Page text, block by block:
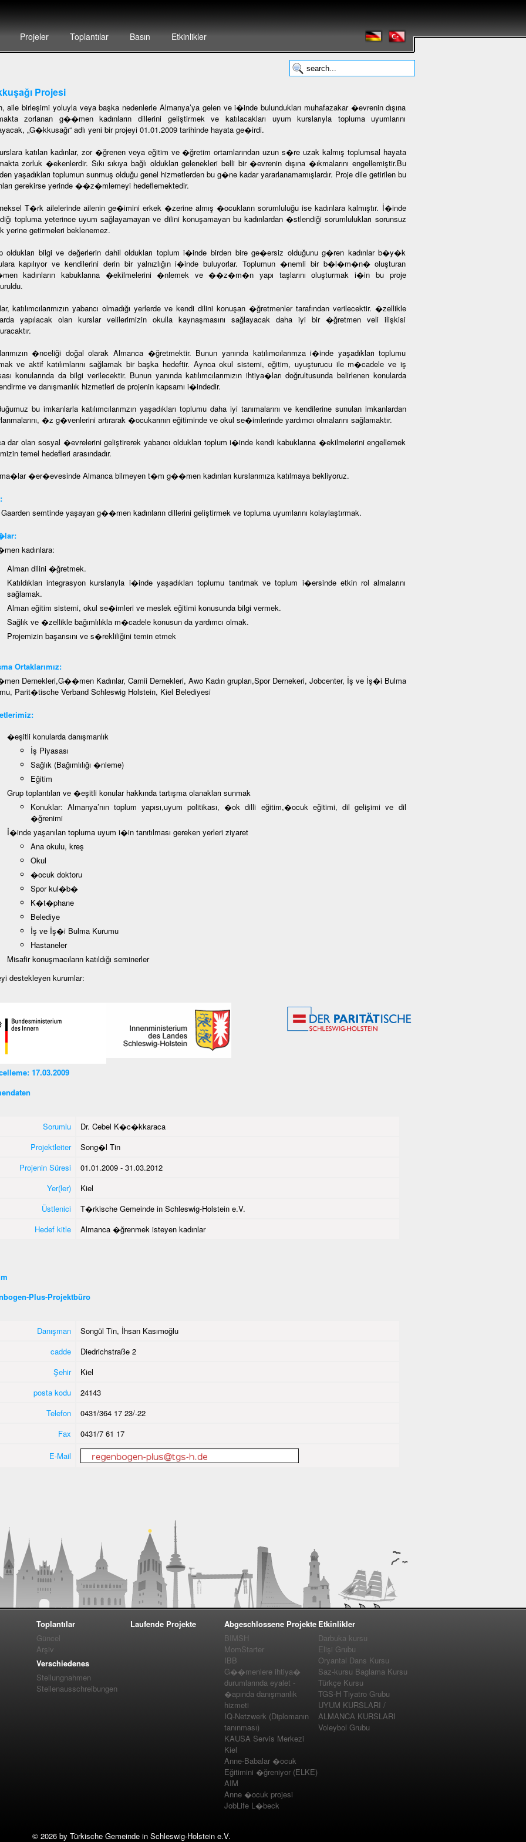
Projeler Toplantılar Basın Etkinlikler
Projesi
aile birleşimi yoluyla veya başka nedenlerle Almanya’ya gelen ve i�inde bulundukları muhafazakar �evrenin dışına
zorlanan g��men kadınların dillerini geliştirmek ve katılacakları uyum kurslarıyla topluma uyumlarını
„G�kkusağı“ adlı yeni bir projeyi 01.01.2009 tarihinde hayata ge�irdi.
katılan kadınlar, zor �ğrenen veya eğitim ve �ğretim ortamlarından uzun s�re uzak kalmış toplumsal hayata
zorluk �ekenlerdir. Sıkı sıkıya bağlı oldukları gelenekleri belli bir �evrenin dışına �ıkmalarını engellemiştir.Bu
yaşadıkları toplumun sunmuş olduğu genel hizmetlerden bu g�ne kadar yararlanamamışlardır. Proje dile getirilen bu
gerekirse yerinde ��z�mlemeyi hedeflemektedir.
T�rk ailelerinde ailenin ge�imini erkek �zerine almış �ocukların sorumluluğu ise kadınlara kalmıştır. İ�inde
topluma yeterince uyum sağlayamayan ve dilini konuşamayan bu kadınlardan �stlendiği sorumlulukları sorunsuz
yerine getirmeleri beklenemez.
oldukları bilgi ve değerlerin dahil oldukları toplum i�inde birden bire ge�ersiz olduğunu g�ren kadınlar b�y�k
kapılıyor ve kendilerini derin bir yalnızlığın i�inde buluyorlar. Toplumun �nemli bir b�l�m�n� oluşturan
kadınların kabuklarına �ekilmelerini �nlemek ve ��z�m�n yapı taşlarını oluşturmak i�in bu proje
katılımcılarımızın yabancı olmadığı yerlerde ve kendi dilini konuşan �ğretmenler tarafından verilecektir. �zellikle
yapılacak olan kurslar velilerimizin okulla kaynaşmasını sağlayacak daha iyi bir �ğretmen veli ilişkisi
�nceliği doğal olarak Almanca �ğretmektir. Bunun yanında katılımcılarımza i�inde yaşadıkları toplumu
ve aktif katılımlarını sağlamak bir başka hedeftir. Ayrıca okul sistemi, eğitim, uyuşturucu ile m�cadele ve iş
konularında da bilgi verilecektir. Bunun yanında katılımcılarımızın ihtiya�ları doğrultusunda belirlenen konularda
ve danışmanlık hizmetleri de projenin kapsamı i�indedir.
bu imkanlarla katılımcılarımzın yaşadıkları toplumu daha iyi tanımalarını ve kendilerine sunulan imkanlardan
�z g�venlerini artırarak �ocukarının eğitiminde ve okul se�imlerinde yardımcı olmalarını sağlamaktır.
dar olan sosyal �evrelerini geliştirerek yabancı oldukları toplum i�inde kendi kabuklarına �ekilmelerini engellemek
temel hedefleri arasındadır.
�er�evesinde Almanca bilmeyen t�m g��men kadınları kurslarımıza katılmaya bekliyoruz.
semtinde yaşayan g��men kadınların dillerini geliştirmek ve topluma uyumlarını kolaylaştırmak.
kadınlara:
Alman dilini �ğretmek.
Katıldıkları integrasyon kurslarıyla i�inde yaşadıkları toplumu tanıtmak ve toplum i�ersinde etkin rol almalarını
sağlamak.
Alman eğitim sistemi, okul se�imleri ve meslek eğitimi konusunda bilgi vermek.
Sağlık ve �zellikle bağımlılıkla m�cadele konusun da yardımcı olmak.
Projemizin başarısını ve s�rekliliğini temin etmek
Ortaklarımız:
Dernekleri,G��men Kadınlar, Camii Dernekleri, Awo Kadın grupları,Spor Dernekeri, Jobcenter, İş ve İş�i Bulma
Parit�tische Verband Schleswig Holstein, Kiel Belediyesi
�eşitli konularda danışmanlık
İş Piyasası
Sağlık (Bağımlılığı �nleme)
Eğitim
Grup toplantıları ve �eşitli konular hakkında tartışma olanakları sunmak
Konuklar: Almanya’nın toplum yapısı,uyum politikası, �ok dilli eğitim,�ocuk eğitimi, dil gelişimi ve dil
�ğrenimi
İ�inde yaşanılan topluma uyum i�in tanıtılması gereken yerleri ziyaret
Ana okulu, kreş
Okul
�ocuk doktoru
Spor kul�b�
K�t�phane
Belediye
İş ve İş�i Bulma Kurumu
Hastaneler
Misafir konuşmacıların katıldığı seminerler
destekleyen kurumlar:
17.03.2009
Sorumlu
Dr. Cebel K�c�kkaraca
Projektleiter
Song�l Tin
Projenin Süresi
01.01.2009 - 31.03.2012
Yer(ler)
Kiel
Üstlenici
T�rkische Gemeinde in Schleswig-Holstein e.V.
Hedef kitle
Almanca �ğrenmek isteyen kadınlar
Plus-Projektbüro
Danışman
Songül Tin, İhsan Kasımoğlu
cadde
Diedrichstraße 2
Şehir
Kiel
posta kodu
24143
Telefon
0431/364 17 23/-22
Fax
0431/7 61 17
E-Mail
Toplantılar
Güncel
Arşiv
Verschiedenes
Stellungnahmen
Stellenausschreibungen
Laufende Projekte
Abgeschlossene Projekte
BIMSH
MomStarter
IBB
G��menlere ihtiya�
durumlarında eyalet -
�apında danışmanlık
hizmeti
IQ-Netzwerk (Diplomanın
tanınması)
KAUSA Servis Merkezi
Kiel
Anne-Babalar �ocuk
Eğitimini �ğreniyor (ELKE)
AIM
Anne �ocuk projesi
JobLife L�beck
Etkinlikler
Darbuka kursu
Elişi Grubu
Oryantal Dans Kursu
Saz-kursu Baglama Kursu
Türkçe Kursu
TGS-H Tiyatro Grubu
UYUM KURSLARI /
ALMANCA KURSLARI
Voleybol Grubu
© 2026 by Türkische Gemeinde in Schleswig-Holstein e.V.